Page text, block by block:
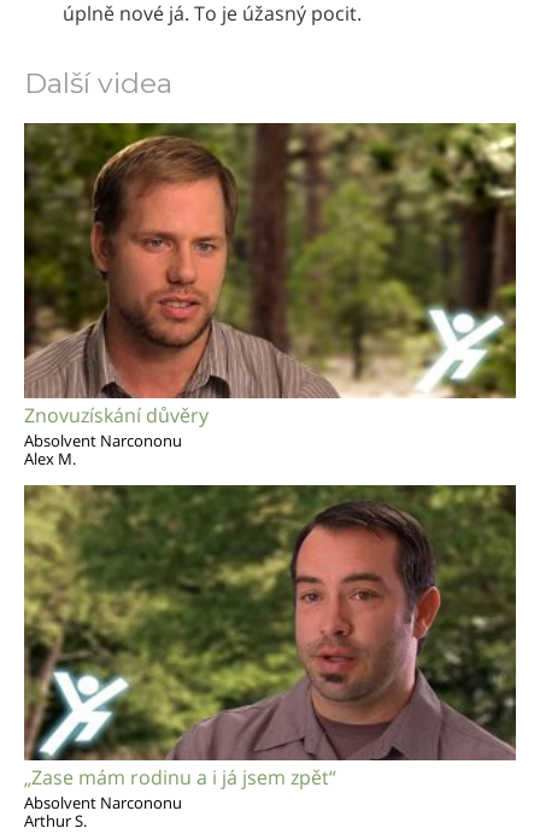
úplně nové já. To je úžasný pocit.
Další videa
Znovuzískání důvěry
Absolvent Narcononu
Alex M.
„Zase mám rodinu a i já jsem zpět“
Absolvent Narcononu
Arthur S.